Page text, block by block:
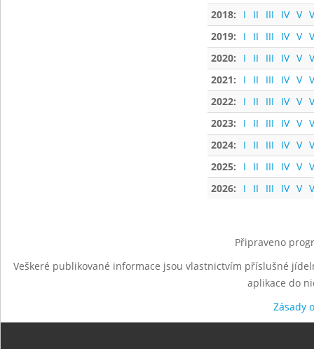
2018:
I II III IV V
2019:
I II III IV V
2020:
I II III IV V
2021:
I II III IV V
2022:
I II III IV V
2023:
I II III IV V
2024:
I II III IV V
2025:
I II III IV V
2026:
I II III IV V
Připraveno
Veškeré publikované informace jsou vlastnictvím příslušné
aplikace do
Zásady